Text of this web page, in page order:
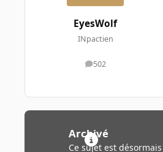
EyesWolf
INpactien
502
messages
Archivé
Ce sujet est